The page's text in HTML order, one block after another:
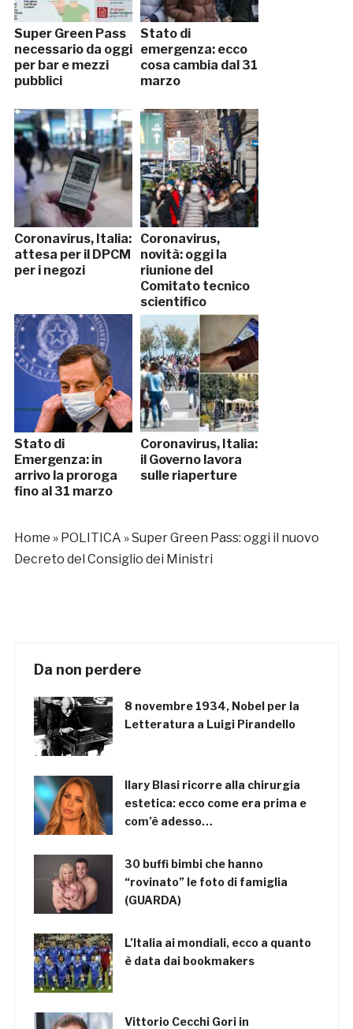
Super Green Pass
necessario da oggi
per bar e mezzi
pubblici
Stato di
emergenza: ecco
cosa cambia dal 31
marzo
Coronavirus, Italia:
attesa per il DPCM
per i negozi
Coronavirus,
novità: oggi la
riunione del
Comitato tecnico
scientifico
Stato di
Emergenza: in
arrivo la proroga
fino al 31 marzo
Coronavirus, Italia:
il Governo lavora
sulle riaperture
Home » POLITICA »Super Green Pass: oggi il nuovo
Decreto del Consiglio dei Ministri
Da non perdere
8 novembre 1934, Nobel per la
Letteratura a Luigi Pirandello
Ilary Blasi ricorre alla chirurgia
estetica: ecco come era prima e
com’è adesso…
30 buffi bimbi che hanno
“rovinato” le foto di famiglia
(GUARDA)
L’Italia ai mondiali, ecco a quanto
è data dai bookmakers
Vittorio Cecchi Gori in